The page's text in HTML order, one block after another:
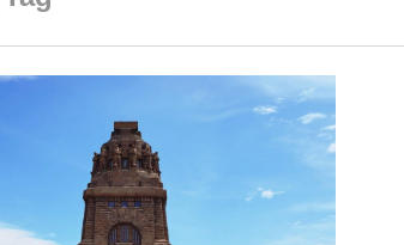
READ MORE